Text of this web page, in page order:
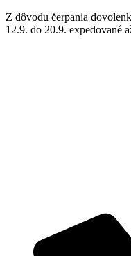
Z dôvodu čerpania
12.9. do 20.9. expedované